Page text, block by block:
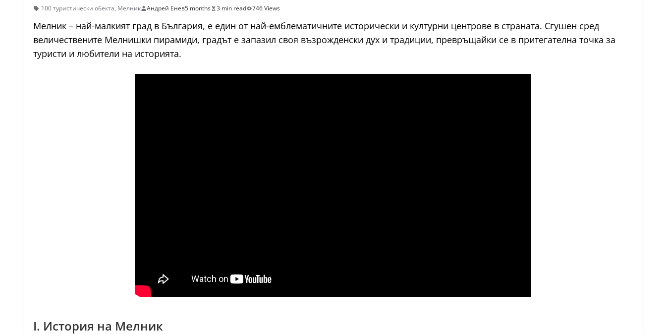
100 туристически обекта, Мелник Андрей Енев5 months 3 min read 746 Views
Мелник – най-малкият град в България, е един от най-емблематичните исторически и културни центрове в страната. Сгушен сред
величествените Мелнишки пирамиди, градът е запазил своя възрожденски дух и традиции, превръщайки се в притегателна точка за
туристи и любители на историята.
I. История на Мелник